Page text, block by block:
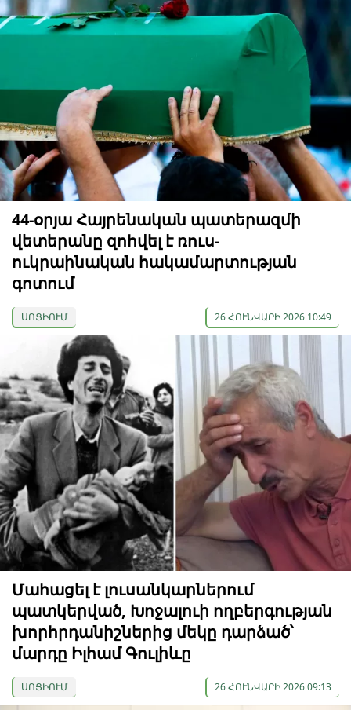
44-օրյա Հայրենական պատերազմի
վետերանը զոհվել է ռուս-
ուկրաինական հակամարտության
գոտում
ՍՈՑԻՈՒՄ 26 ՀՈՒՆՎԱՐԻ 2026 10:49
Մահացել է լուսանկարներում
պատկերված, Խոջալուի ողբերգության
խորհրդանիշներից մեկը դարձած՝
մարդը Իլհամ Գուլիևը
ՍՈՑԻՈՒՄ 26 ՀՈՒՆՎԱՐԻ 2026 09:13